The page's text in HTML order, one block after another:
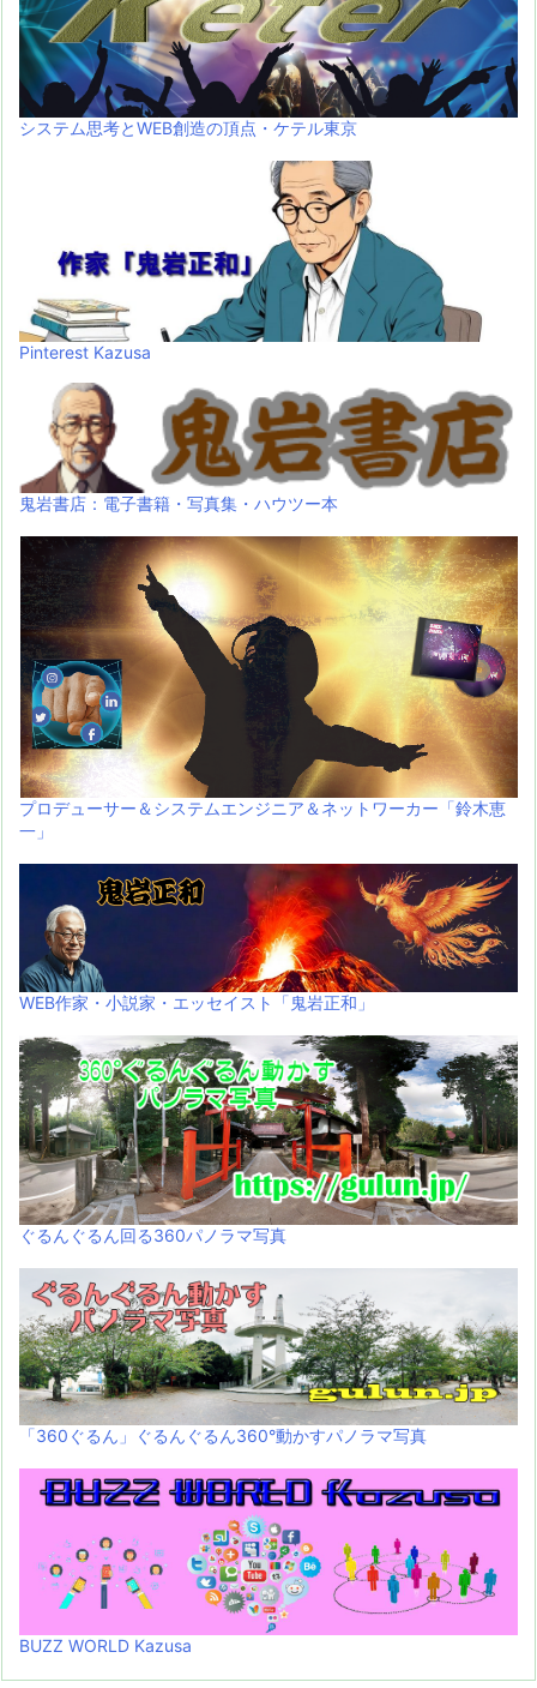
システム思考とWEB創造の頂点・ケテル東京
Pinterest Kazusa
鬼岩書店：電子書籍・写真集・ハウツー本
プロデューサー＆システムエンジニア＆ネットワーカー「鈴木恵
一」
WEB作家・小説家・エッセイスト「鬼岩正和」
ぐるんぐるん回る360パノラマ写真
「360ぐるん」ぐるんぐるん360°動かすパノラマ写真
BUZZ WORLD Kazusa